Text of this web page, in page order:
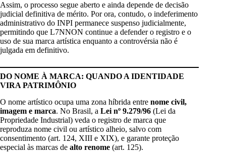
Assim, o processo segue aberto e ainda depende de decisão
judicial definitiva de mérito. Por ora, contudo, o indeferimento
administrativo do INPI permanece suspenso judicialmente,
permitindo que L7NNON continue a defender o registro e o
uso de sua marca artística enquanto a controvérsia não é
julgada em definitivo.
DO NOME À MARCA: QUANDO A IDENTIDADE
VIRA PATRIMÔNIO
O nome artístico ocupa uma zona híbrida entre nome civil,
imagem e marca. No Brasil, a Lei nº 9.279/96 (Lei da
Propriedade Industrial) veda o registro de marca que
reproduza nome civil ou artístico alheio, salvo com
consentimento (art. 124, XIII e XIX), e garante proteção
especial às marcas de alto renome (art. 125).